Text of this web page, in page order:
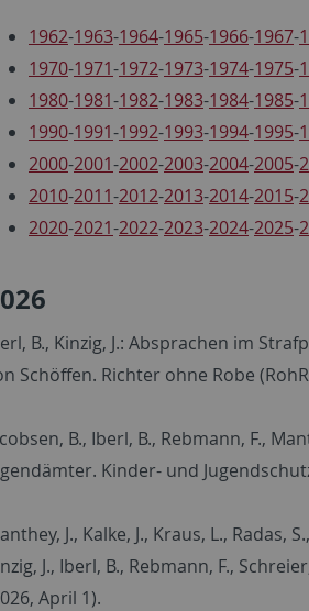
1962-1963-1964-1965-1966-1967-
1970-1971-1972-1973-1974-1975-
1980-1981-1982-1983-1984-1985-
1990-1991-1992-1993-1994-1995-
2000-2001-2002-2003-2004-2005-
2010-2011-2012-2013-2014-2015-
2020-2021-2022-2023-2024-2025-
B., Kinzig, J.: Absprachen im
Schöffen. Richter ohne Robe
B., Iberl, B., Rebmann, F.,
Kinder- und
J., Kalke, J., Kraus, L., Radas,
J., Iberl, B., Rebmann, F.,
April 1).